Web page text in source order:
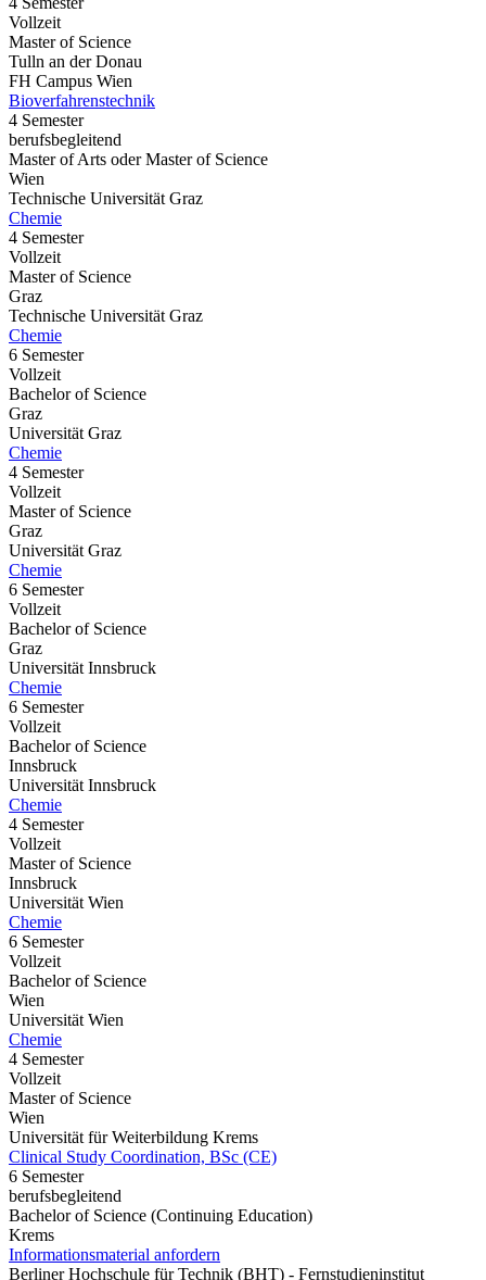
Vollzeit
Master of Science
Tulln an der Donau
FH Campus Wien
Bioverfahrenstechnik
4 Semester
berufsbegleitend
Master of Arts oder Master of Science
Wien
Technische Universität Graz
Chemie
4 Semester
Vollzeit
Master of Science
Graz
Technische Universität Graz
Chemie
6 Semester
Vollzeit
Bachelor of Science
Graz
Universität Graz
Chemie
4 Semester
Vollzeit
Master of Science
Graz
Universität Graz
Chemie
6 Semester
Vollzeit
Bachelor of Science
Graz
Universität Innsbruck
Chemie
6 Semester
Vollzeit
Bachelor of Science
Innsbruck
Universität Innsbruck
Chemie
4 Semester
Vollzeit
Master of Science
Innsbruck
Universität Wien
Chemie
6 Semester
Vollzeit
Bachelor of Science
Wien
Universität Wien
Chemie
4 Semester
Vollzeit
Master of Science
Wien
Universität für Weiterbildung Krems
Clinical Study Coordination, BSc (CE)
6 Semester
berufsbegleitend
Bachelor of Science (Continuing Education)
Krems
Informationsmaterial anfordern
Berliner Hochschule für Technik (BHT) - Fernstudieninstitut